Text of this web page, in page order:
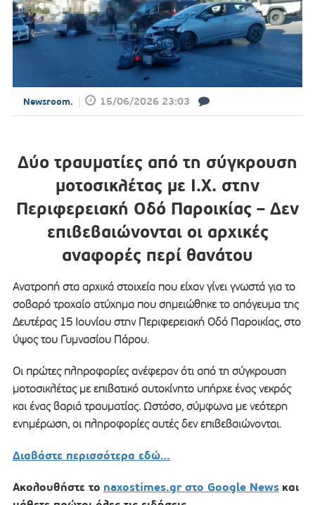
Newsroom. 15/06/2026 23:03
Δύο τραυματίες από τη σύγκρουση
μοτοσικλέτας με Ι.Χ. στην
Περιφερειακή Οδό Παροικίας – Δεν
επιβεβαιώνονται οι αρχικές
αναφορές περί θανάτου
Ανατροπή στα αρχικά στοιχεία που είχαν γίνει γνωστά για το
σοβαρό τροχαίο ατύχημα που σημειώθηκε το απόγευμα της
Δευτέρας 15 Ιουνίου στην Περιφερειακή Οδό Παροικίας, στο
ύψος του Γυμνασίου Πάρου.
Οι πρώτες πληροφορίες ανέφεραν ότι από τη σύγκρουση
μοτοσικλέτας με επιβατικό αυτοκίνητο υπήρχε ένας νεκρός
και ένας βαριά τραυματίας. Ωστόσο, σύμφωνα με νεότερη
ενημέρωση, οι πληροφορίες αυτές δεν επιβεβαιώνονται.
Διαβάστε περισσότερα εδώ…
Ακολουθήστε το naxostimes.gr στο Google News και